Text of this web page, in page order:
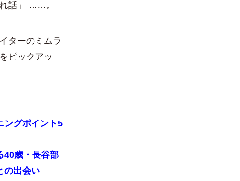
話」 ……。
ターのミムラ
ピックアッ
ングポイント5
40歳・長谷部
の出会い